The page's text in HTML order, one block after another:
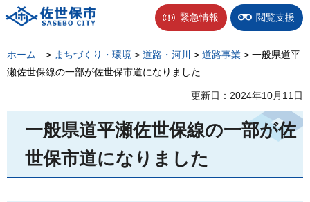
佐世保市 緊急情報 閲覧支援
ホーム > まちづくり・環境 > 道路・河川 > 道路事業 > 一般県道平
瀬佐世保線の一部が佐世保市道になりました
更新日：2024年10月11日
一般県道平瀬佐世保線の一部が佐
世保市道になりました